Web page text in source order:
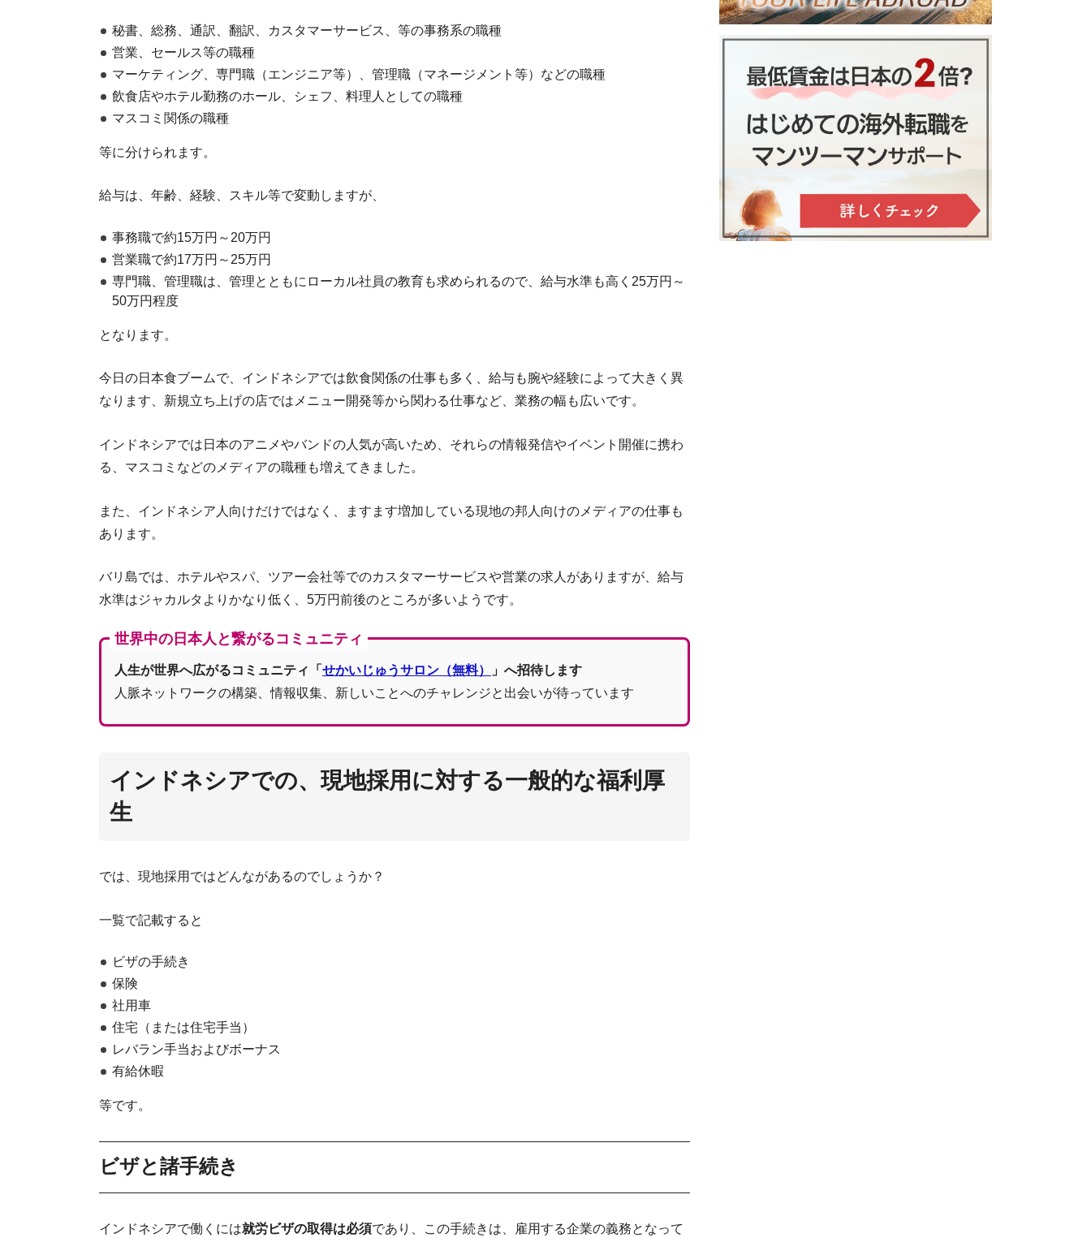
ロビナ ホームステイ｜日本人ホ
スト×プール付きヴィラ滞在
インドネシアのビザ10種類の特徴と申請方法を徹底解説！
バリ島の求人はこう探せ！ 経験者が語る就職活動ノウハウ
インドネシアの医療事情と健康保障制度と加入方
バリ島での生活費を徹底解剖！２つのライフスタ
インドネシア人は親日なのか？私が体験した3つの出来事
秘書、総務、通訳、翻訳、カスタマーサービス、等の事務系の職種
営業、セールス等の職種
マーケティング、専門職（エンジニア等）、管理職（マネージメント等）などの職種
飲食店やホテル勤務のホール、シェフ、料理人としての職種
マスコミ関係の職種
等に分けられます。
給与は、年齢、経験、スキル等で変動しますが、
事務職で約15万円～20万円
営業職で約17万円～25万円
専門職、管理職は、管理とともにローカル社員の教育も求められるので、給与水準も高く25万円～
50万円程度
となります。
今日の日本食ブームで、インドネシアでは飲食関係の仕事も多く、給与も腕や経験によって大きく異
なります、新規立ち上げの店ではメニュー開発等から関わる仕事など、業務の幅も広いです。
インドネシアでは日本のアニメやバンドの人気が高いため、それらの情報発信やイベント開催に携わ
る、マスコミなどのメディアの職種も増えてきました。
また、インドネシア人向けだけではなく、ますます増加している現地の邦人向けのメディアの仕事も
あります。
バリ島では、ホテルやスパ、ツアー会社等でのカスタマーサービスや営業の求人がありますが、給与
水準はジャカルタよりかなり低く、5万円前後のところが多いようです。
世界中の日本人と繋がるコミュニティ
人生が世界へ広がるコミュニティ「 せかいじゅうサロン（無料）
」へ招待します
人脈ネットワークの構築、情報収集、新しいことへのチャレンジと出会いが待っています
インドネシアでの、現地採用に対する一般的な福利厚
生
では、現地採用ではどんながあるのでしょうか？
一覧で記載すると
ビザの手続き
保険
社用車
住宅（または住宅手当）
レバラン手当およびボーナス
有給休暇
等です。
ビザと諸手続き
インドネシアで働くには就労ビザの取得は必須であり、この手続きは、雇用する企業の義務となって